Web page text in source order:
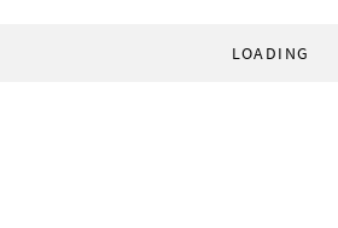
LOADING